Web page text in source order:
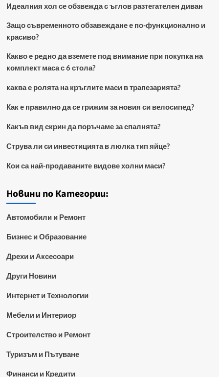
Идеалния хол се обзвежда с ъглов разтегателен диван
Защо съвременното обзавеждане е по-функционално и
красиво?
Какво е редно да вземете под внимание при покупка на
комплект маса с 6 стола?
каква е ролята на кръглите маси в трапезарията?
Как е правилно да се грижим за новия си велосипед?
Какъв вид скрин да поръчаме за спалнята?
Струва ли си инвестицията в люлка тип яйце?
Кои са най-продаваните видове холни маси?
Новини по Категории:
Автомобили и Ремонт
Бизнес и Образование
Дрехи и Аксесоари
Други Новини
Интернет и Технологии
Мебели и Интериор
Строителство и Ремонт
Туризъм и Пътуване
Финанси и Кредити